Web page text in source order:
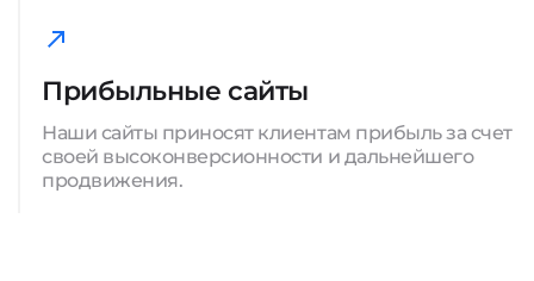
Прибыльные сайты
Наши сайты приносят клиентам прибыль за счет
своей высоконверсионности и дальнейшего
продвижения.